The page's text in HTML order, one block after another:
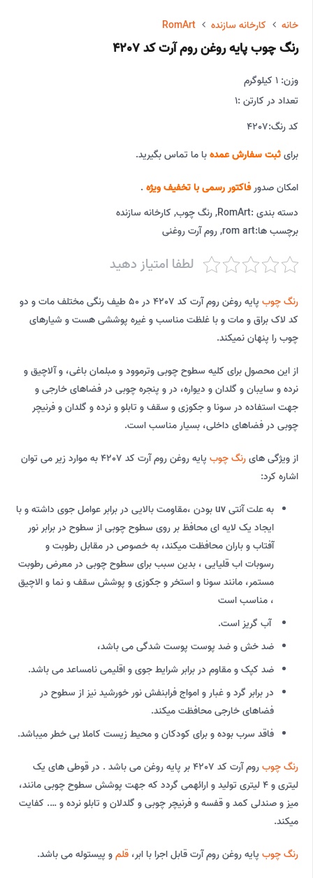
خانه کارخانه سازنده RomArt
رنگ چوب پایه روغن روم آرت کد 4207
وزن: 1 کیلوگرم
تعداد در کارتن :1
کد رنگ:4207
برایثبت سفارش عمدهبا ما تماس بگیرید.
امکان صدورفاکتور رسمی با تخفیف ویژه .
دسته بندی :RomArt
,رنگ چوب, کارخانه سازنده
برچسب ها:rom art
,روم آرت روغنی
لطفا امتیاز دهید
رنگ چوب
پایه روغن روم آرت کد 4207 در 50 طیف رنگی مختلف مات و دو
کد لاک براق و مات و با غلظت مناسب و غیره پوششی هست و شیارهای
چوب را پنهان نمیکند.
از این محصول برای کلیه سطوح چوبی وترموود و مبلمان باغی، و آلاچیق و
نرده و سایبان و گلدان و دیواره، در و پنجره چوبی در فضاهای خارجی و
جهت استفاده در سونا و جکوزی و سقف و تابلو و نرده و گلدان و فرنیچر
چوبی در فضاهای داخلی، بسیار مناسب است.
از ویژگی هایرنگ چوب
پایه روغن روم آرت کد 4207 به موارد زیر می توان
اشاره کرد:
به علت آنتی uv بودن ،مقاومت بالایی در برابر عوامل جوی داشته و با
ایجاد یک لایه ای محافظ بر روی سطوح چوبی از سطوح در برابر نور
آفتاب و باران محافظت میکند، به خصوص در مقابل رطوبت و
رسوبات اب قلیایی ، بدین سبب برای سطوح چوبی در معرض رطوبت
مستمر، مانند سونا و استخر و جکوزی و پوشش سقف و نما و الاچیق
، مناسب است
آب گریز است.
ضد خش و ضد پوست پوست شدگی می باشد،
ضد کپک و مقاوم در برابر شرایط جوی و اقلیمی نامساعد می باشد.
در برابر گرد و غبار و امواج فرابنفش نور خورشید نیز از سطوح در
فضاهای خارجی محافظت میکند.
فاقد سرب بوده و برای کودکان و محیط زیست کاملا بی خطر میباشد.
رنگ چوب
روم آرت کد 4207 بر پایه روغن می باشد . در قوطی های یک
لیتری و 4 لیتری تولید و ارائهمی گردد که جهت پوشش سطوح چوبی مانند،
میز و صندلی کمد و قفسه و فرنیچر چوبی و گلدلان و تابلو نرده و …. کفایت
میکند.
رنگ چوب پایه روغن روم آرت قابل اجرا با ابر، قلمو پیستوله می باشد.